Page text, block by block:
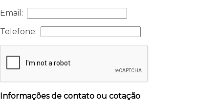
Email:
Telefone:
Informações de contato ou cotação